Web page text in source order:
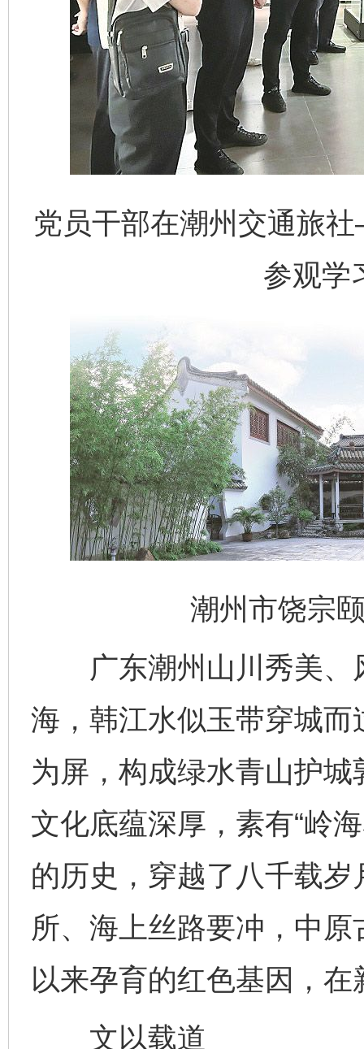
党员干部在潮州交通旅
参观学
潮州市饶宗
广东潮州山川秀美、
海，韩江水似玉带穿城
为屏，构成绿水青山护
文化底蕴深厚，素有“岭
的历史，穿越了八千载
所、海上丝路要冲，中
以来孕育的红色基因，
文以载道